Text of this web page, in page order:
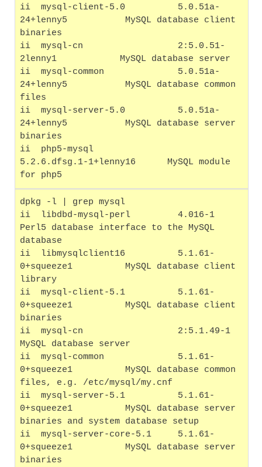
ii  mysql-client-5.0          5.0.51a-
24+lenny5           MySQL database client
binaries
ii  mysql-cn                  2:5.0.51-
2lenny1            MySQL database server
ii  mysql-common              5.0.51a-
24+lenny5           MySQL database common
files
ii  mysql-server-5.0          5.0.51a-
24+lenny5           MySQL database server
binaries
ii  php5-mysql
5.2.6.dfsg.1-1+lenny16      MySQL module
for php5
dpkg -l | grep mysql
ii  libdbd-mysql-perl         4.016-1
Perl5 database interface to the MySQL
database
ii  libmysqlclient16          5.1.61-
0+squeeze1          MySQL database client
library
ii  mysql-client-5.1          5.1.61-
0+squeeze1          MySQL database client
binaries
ii  mysql-cn                  2:5.1.49-1
MySQL database server
ii  mysql-common              5.1.61-
0+squeeze1          MySQL database common
files, e.g. /etc/mysql/my.cnf
ii  mysql-server-5.1          5.1.61-
0+squeeze1          MySQL database server
binaries and system database setup
ii  mysql-server-core-5.1     5.1.61-
0+squeeze1          MySQL database server
binaries